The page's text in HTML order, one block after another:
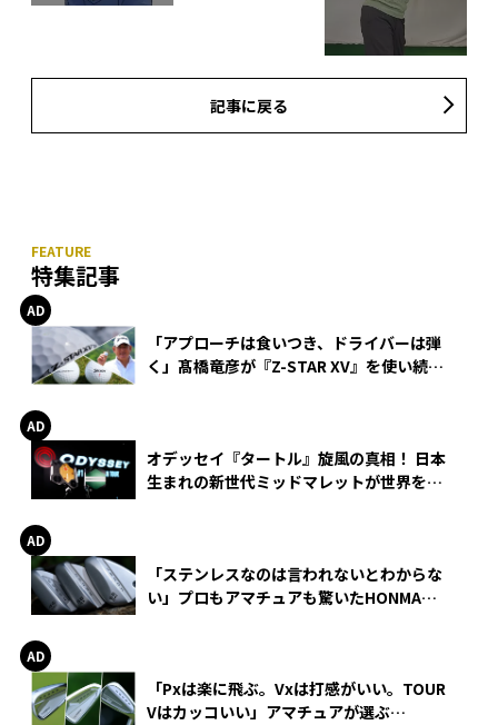
記事に戻る
特集記事
「アプローチは食いつき、ドライバーは弾
く」髙橋竜彦が『Z-STAR XV』を使い続け
オデッセイ『タートル』旋風の真相！ 日本
生まれの新世代ミッドマレットが世界を席
「ステンレスなのは言われないとわからな
い」プロもアマチュアも驚いたHONMA
「Pxは楽に飛ぶ。Vxは打感がいい。TOUR
Vはカッコいい」アマチュアが選ぶ